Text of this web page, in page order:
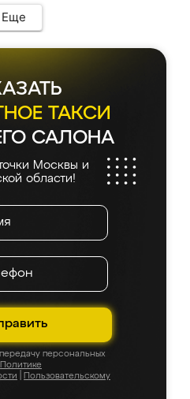
Еще
ТАКСИ
САЛОНА
Москвы и
области!
персональных
Политике
Пользовательскому